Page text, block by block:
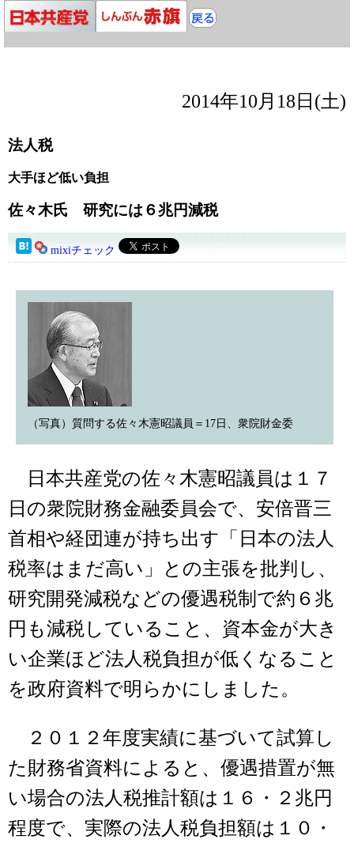
2014年10月18日(土)
法人税
大手ほど低い負担
佐々木氏 研究には６兆円減税
mixiチェック
（写真）質問する佐々木憲昭議員＝17日、衆院財金委
日本共産党の佐々木憲昭議員は１７
日の衆院財務金融委員会で、安倍晋三
首相や経団連が持ち出す「日本の法人
税率はまだ高い」との主張を批判し、
研究開発減税などの優遇税制で約６兆
円も減税していること、資本金が大き
い企業ほど法人税負担が低くなること
を政府資料で明らかにしました。
２０１２年度実績に基づいて試算し
た財務省資料によると、優遇措置が無
い場合の法人税推計額は１６・２兆円
程度で、実際の法人税負担額は１０・